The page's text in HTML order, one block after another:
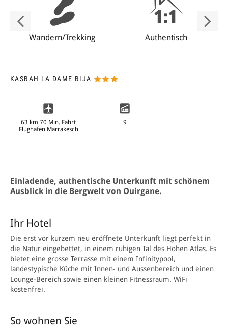
Wandern/Trekking Authentisch
KASBAH LA DAME BIJA
63 km 70 Min. Fahrt
Flughafen Marrakesch
9
Einladende, authentische Unterkunft mit schönem
Ausblick in die Bergwelt von Ouirgane.
Ihr Hotel
Die erst vor kurzem neu eröffnete Unterkunft liegt perfekt in
die Natur eingebettet, in einem ruhigen Tal des Hohen Atlas. Es
bietet eine grosse Terrasse mit einem Infinitypool,
landestypische Küche mit Innen- und Aussenbereich und einen
Lounge-Bereich sowie einen kleinen Fitnessraum. WiFi
kostenfrei.
So wohnen Sie